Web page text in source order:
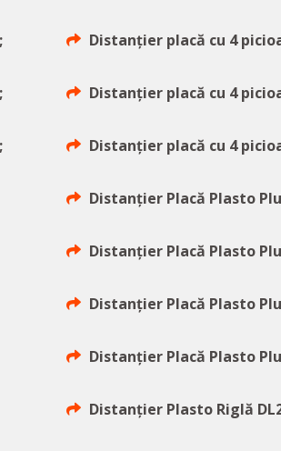
Distanțier placă cu 4
Distanțier placă cu 4
Distanțier placă cu 4
Distanțier Placă Plasto
Distanțier Placă Plasto
Distanțier Placă Plasto
Distanțier Placă Plasto
Distanțier Plasto Riglă